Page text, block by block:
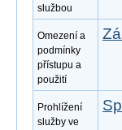
službou
Omezení a
podmínky
přístupu a
použití
Prohlížení
služby ve